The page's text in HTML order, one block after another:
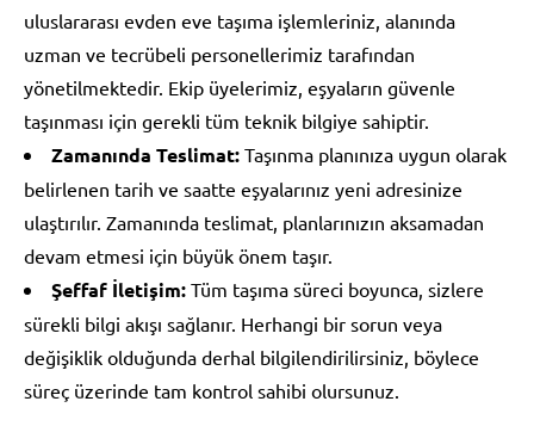
uluslararası evden eve taşıma işlemleriniz, alanında
uzman ve tecrübeli personellerimiz tarafından
yönetilmektedir. Ekip üyelerimiz, eşyaların güvenle
taşınması için gerekli tüm teknik bilgiye sahiptir.
Zamanında Teslimat: Taşınma planınıza uygun olarak
belirlenen tarih ve saatte eşyalarınız yeni adresinize
ulaştırılır. Zamanında teslimat, planlarınızın aksamadan
devam etmesi için büyük önem taşır.
Şeffaf İletişim: Tüm taşıma süreci boyunca, sizlere
sürekli bilgi akışı sağlanır. Herhangi bir sorun veya
değişiklik olduğunda derhal bilgilendirilirsiniz, böylece
süreç üzerinde tam kontrol sahibi olursunuz.